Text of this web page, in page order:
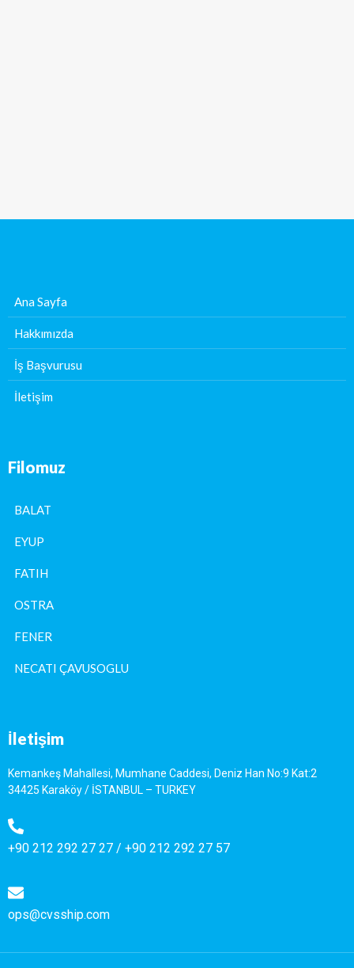
Ana Sayfa
Hakkımızda
İş Başvurusu
İletişim
Filomuz
BALAT
EYUP
FATIH
OSTRA
FENER
NECATI ÇAVUSOGLU
İletişim
Kemankeş Mahallesi, Mumhane Caddesi, Deniz Han No:9 Kat:2
34425 Karaköy / İSTANBUL – TURKEY
+90 212 292 27 27 / +90 212 292 27 57
ops@cvsship.com